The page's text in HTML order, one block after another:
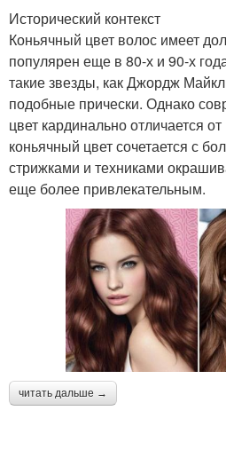
Исторический контекст
Коньячный цвет волос имеет
популярен еще в 80-х и 90-х
такие звезды, как Джордж
подобные прически. Однако
цвет кардинально отличается
коньячный цвет сочетается с
стрижками и техниками
еще более привлекательным.
читать дальше →